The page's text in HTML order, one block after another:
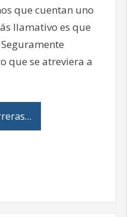
que cuentan uno
llamativo es que
que se atreviera a